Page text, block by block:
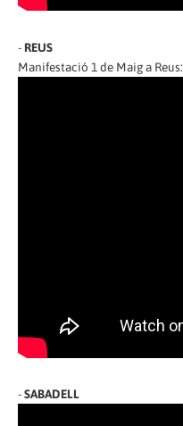
- REUS
Manifestació 1 de Maig a Reus:
-SABADELL